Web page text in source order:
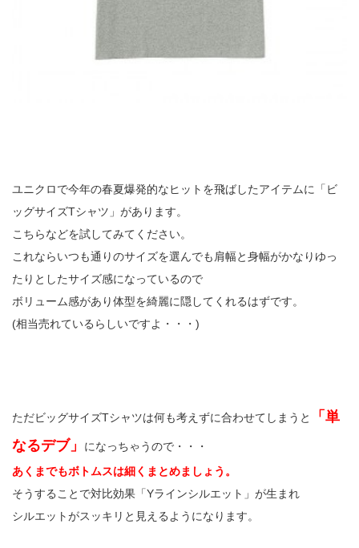
ユニクロで今年の春夏爆発的なヒットを飛ばしたアイテムに「ビ
ッグサイズTシャツ」があります。
こちらなどを試してみてください。
これならいつも通りのサイズを選んでも肩幅と身幅がかなりゆっ
たりとしたサイズ感になっているので
ボリューム感があり体型を綺麗に隠してくれるはずです。
(相当売れているらしいですよ・・・)
ただビッグサイズTシャツは何も考えずに合わせてしまうと
「単
なるデブ」
になっちゃうので・・・
あくまでもボトムスは細くまとめましょう。
そうすることで対比効果「Yラインシルエット」が生まれ
シルエットがスッキリと見えるようになります。